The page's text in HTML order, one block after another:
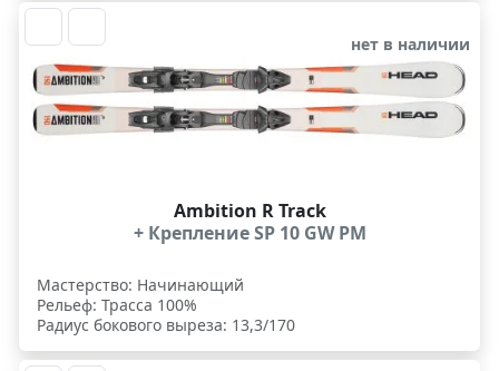
нет в наличии
Ambition R Track
+ Крепление SP 10 GW PM
Мастерство: Начинающий
Рельеф: Трасса 100%
Радиус бокового выреза: 13,3/170